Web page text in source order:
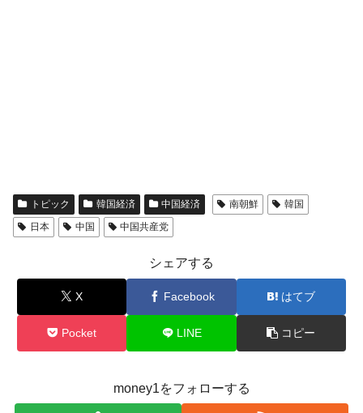
トピック 韓国経済 中国経済 南朝鮮
韓国
日本
中国 中国共産党
シェアする
X Facebook はてブ
Pocket LINE コピー
money1をフォローする